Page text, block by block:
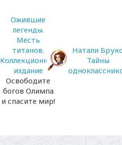
Ожившие
легенды.
Месть
титанов.
Коллекционное
издание
Освободите
богов Олимпа
и спасите мир!
Натали
Тайны